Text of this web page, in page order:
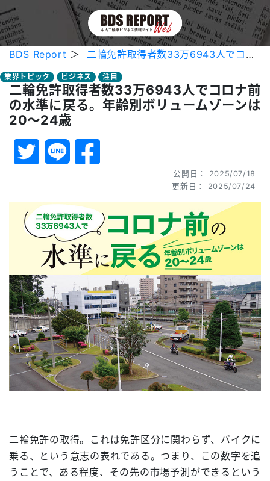
BDS Report ＞ 二輪免許取得者数33万6943人でコロナ前の水準に戻る。年齢別ボリュームゾーンは20～24歳
業界トピック ビジネス 注目
二輪免許取得者数33万6943人でコロナ前
の水準に戻る。年齢別ボリュームゾーンは
20～24歳
公開日： 2025/07/18
更新日： 2025/07/24
二輪免許の取得。これは免許区分に関わらず、バイクに
乗る、という意志の表れである。つまり、この数字を追
うことで、ある程度、その先の市場予測ができるという